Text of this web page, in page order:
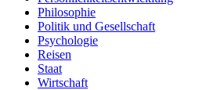
Philosophie
Politik und Gesellschaft
Psychologie
Reisen
Staat
Wirtschaft